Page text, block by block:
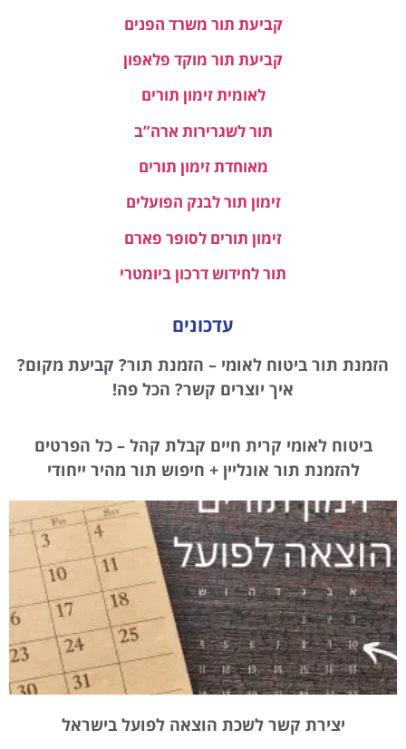
קביעת תור משרד הפנים
קביעת תור מוקד פלאפון
לאומית זימון תורים
תור לשגרירות ארה”ב
מאוחדת זימון תורים
זימון תור לבנק הפועלים
זימון תורים לסופר פארם
תור לחידוש דרכון ביומטרי
עדכונים
הזמנת תור ביטוח לאומי – הזמנת תור? קביעת מקום?
איך יוצרים קשר? הכל פה!
ביטוח לאומי קרית חיים קבלת קהל – כל הפרטים
להזמנת תור אונליין + חיפוש תור מהיר ייחודי
יצירת קשר לשכת הוצאה לפועל בישראל